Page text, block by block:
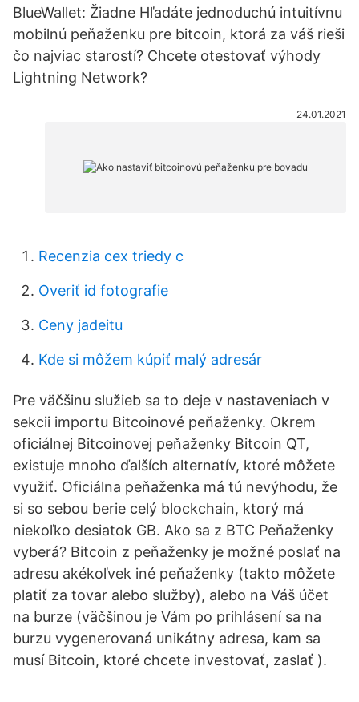
BlueWallet: Žiadne Hľadáte jednoduchú intuitívnu
mobilnú peňaženku pre bitcoin, ktorá za váš rieši
čo najviac starostí? Chcete otestovať výhody
Lightning Network?
24.01.2021
Recenzia cex triedy c
Overiť id fotografie
Ceny jadeitu
Kde si môžem kúpiť malý adresár
Pre väčšinu služieb sa to deje v nastaveniach v
sekcii importu Bitcoinové peňaženky. Okrem
oficiálnej Bitcoinovej peňaženky Bitcoin QT,
existuje mnoho ďalších alternatív, ktoré môžete
využiť. Oficiálna peňaženka má tú nevýhodu, že
si so sebou berie celý blockchain, ktorý má
niekoľko desiatok GB. Ako sa z BTC Peňaženky
vyberá? Bitcoin z peňaženky je možné poslať na
adresu akékoľvek iné peňaženky (takto môžete
platiť za tovar alebo služby), alebo na Váš účet
na burze (väčšinou je Vám po prihlásení sa na
burzu vygenerovaná unikátny adresa, kam sa
musí Bitcoin, ktoré chcete investovať, zaslať ).